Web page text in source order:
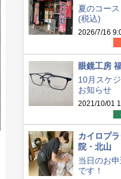
夏のコー
(税込)
2026/7/16
眼鏡工房
10月スケ
お知らせ
2021/10/01
カイロプ
院・北山
当日のお
です！